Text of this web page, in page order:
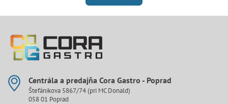
Centrála a predajňa Cora Gastro - Poprad
Štefánikova 5867/74 (pri MC Donald)
058 01 Poprad